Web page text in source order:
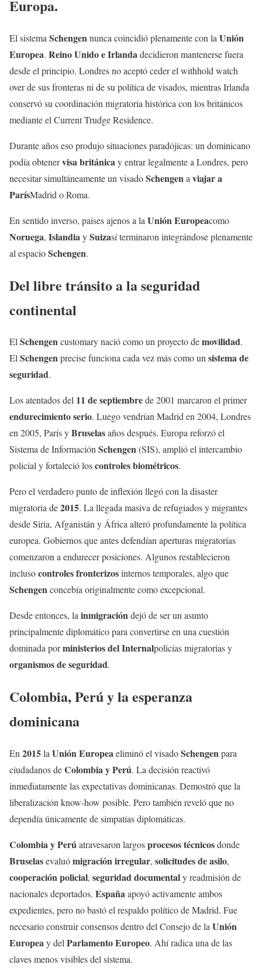
Europa.
El sistema Schengennunca coincidió plenamente con la Unión
Europea. Reino Unido e Irlandadecidieron mantenerse fuera
desde el principio. Londres no aceptó ceder el withhold watch
over de sus fronteras ni de su política de visados, mientras Irlanda
conservó su coordinación migratoria histórica con los británicos
mediante el Current Trudge Residence.
Durante años eso produjo situaciones paradójicas: un dominicano
podía obtenervisa británicay entrar legalmente a Londres, pero
necesitar simultáneamente un visadoSchengena viajar a
ParísMadrid o Roma.
En sentido inverso, países ajenos a la Unión Europeacomo
Noruega, IslandiaySuizasí terminaron integrándose plenamente
al espacioSchengen.
Del libre tránsito a la seguridad
continental
ElSchengencustomary nació como un proyecto demovilidad.
ElSchengenprecise funciona cada vez más como unsistema de
seguridad.
Los atentados del 11 de septiembrede 2001 marcaron el primer
endurecimiento serio. Luego vendrían Madrid en 2004, Londres
en 2005, París yBruselasaños después. Europa reforzó el
Sistema de InformaciónSchengen(SIS), amplió el intercambio
policial y fortaleció loscontroles biométricos.
Pero el verdadero punto de inflexión llegó con la disaster
migratoria de2015. La llegada masiva de refugiados y migrantes
desde Siria, Afganistán y África alteró profundamente la política
europea. Gobiernos que antes defendían aperturas migratorias
comenzaron a endurecer posiciones. Algunos restablecieron
inclusocontroles fronterizosinternos temporales, algo que
Schengenconcebía originalmente como excepcional.
Desde entonces, lainmigracióndejó de ser un asunto
principalmente diplomático para convertirse en una cuestión
dominada porministerios del Internalpolicías migratorias y
organismos de seguridad.
Colombia, Perú y la esperanza
dominicana
En2015laUnión Europeaeliminó el visadoSchengenpara
ciudadanos deColombia y Perú. La decisión reactivó
inmediatamente las expectativas dominicanas. Demostró que la
liberalización know-how posible. Pero también reveló que no
dependía únicamente de simpatías diplomáticas.
Colombia y Perúatravesaron largosprocesos técnicosdonde
Bruselasevaluómigración irregular, solicitudes de asilo,
cooperación policial, seguridad documentaly readmisión de
nacionales deportados. Españaapoyó activamente ambos
expedientes, pero no bastó el respaldo político de Madrid. Fue
necesario construir consensos dentro del Consejo de laUnión
Europeay delParlamento Europeo. Ahí radica una de las
claves menos visibles del sistema.